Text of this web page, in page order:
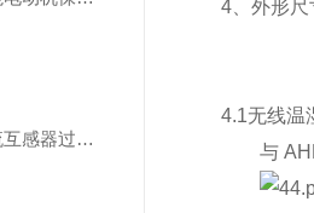
4、外形尺
4.1无线温
与
ACTB系列电流互感器过电压保护器